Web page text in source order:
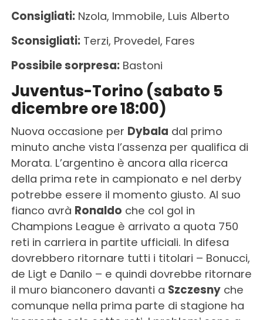
Consigliati:Nzola, Immobile, Luis Alberto
Sconsigliati:Terzi, Provedel, Fares
Possibile sorpresa:Bastoni
Juventus-Torino (sabato 5
dicembre ore 18:00)
Nuova occasione per Dybala dal primo
minuto anche vista l’assenza per qualifica di
Morata. L’argentino è ancora alla ricerca
della prima rete in campionato e nel derby
potrebbe essere il momento giusto. Al suo
fianco avrà Ronaldo che col gol in
Champions League è arrivato a quota 750
reti in carriera in partite ufficiali. In difesa
dovrebbero ritornare tutti i titolari – Bonucci,
de Ligt e Danilo – e quindi dovrebbe ritornare
il muro bianconero davanti a Szczesnyche
comunque nella prima parte di stagione ha